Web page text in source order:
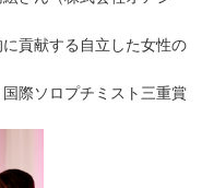
貢献する自立した女性の
際ソロプチミスト三重賞